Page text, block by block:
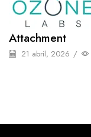
Attachment
21 abril, 2026 /